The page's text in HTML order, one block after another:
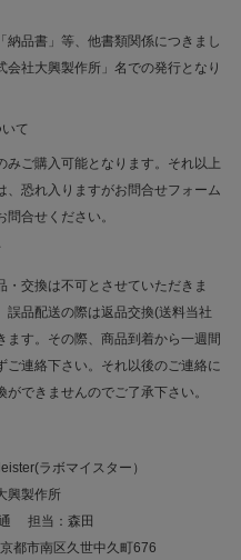
納品書」等、他書類関係につきまし
会社大興製作所」名での発行となり
て
みご購入可能となります。それ以上
、恐れ入りますがお問合せフォーム
問合せください。
・交換は不可とさせていただきま
誤品配送の際は返品交換(送料当社
ます。その際、商品到着から一週間
ご連絡下さい。それ以後のご連絡に
できませんのでご了承下さい。
ラボマイスター）
興製作所
通 担当：森田
京都市南区久世中久町676